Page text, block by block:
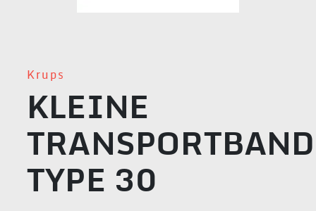
Krups
KLEINE
TRANSPORTBAND
TYPE 30